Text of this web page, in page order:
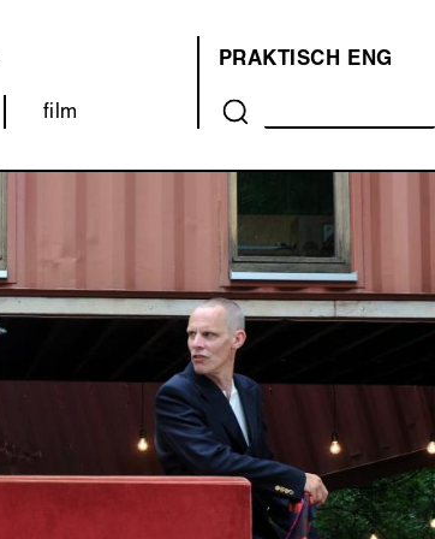
film
OVER
ONS
(MENU)
PRAKTISCH ENG